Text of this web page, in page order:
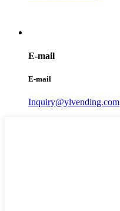
E-mail
E-mail
Inquiry@ylvending.com